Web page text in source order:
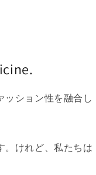
ッション性を融合し
。けれど、私たちは